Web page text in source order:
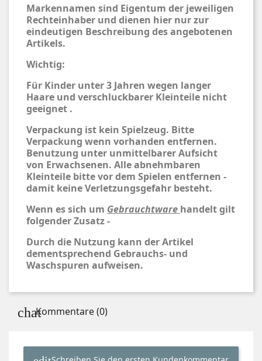
Markennamen sind Eigentum der jeweiligen
Rechteinhaber und dienen hier nur zur
eindeutigen Beschreibung des angebotenen
Artikels.
Wichtig:
Für Kinder unter 3 Jahren wegen langer
Haare und verschluckbarer Kleinteile nicht
geeignet .
Verpackung ist kein Spielzeug. Bitte
Verpackung wenn vorhanden entfernen.
Benutzung unter unmittelbarer Aufsicht
von Erwachsenen. Alle abnehmbaren
Kleinteile bitte vor dem Spielen entfernen -
damit keine Verletzungsgefahr besteht.
Wenn es sich um Gebrauchtware handelt gilt
folgender Zusatz -
Durch die Nutzung kann der Artikel
dementsprechend Gebrauchs- und
Waschspuren aufweisen.
Kommentare (0)